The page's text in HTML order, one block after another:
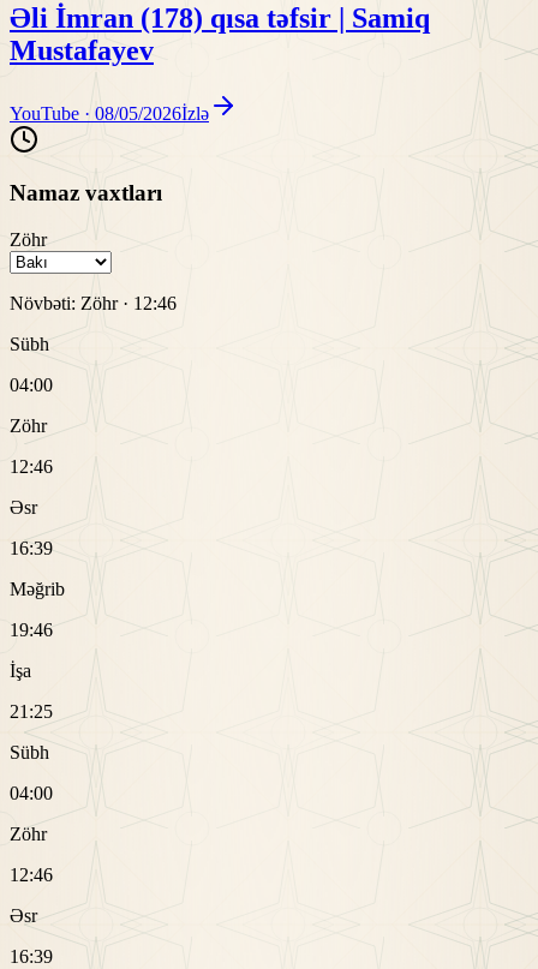
Əli İmran (178) qısa təfsir | Samiq
Mustafayev
YouTube · 08/05/2026İzlə
Namaz vaxtları
Zöhr
Növbəti: Zöhr· 12:46
Sübh
04:00
Zöhr
12:46
Əsr
16:39
Məğrib
19:46
İşa
21:25
Sübh
04:00
Zöhr
12:46
Əsr
16:39